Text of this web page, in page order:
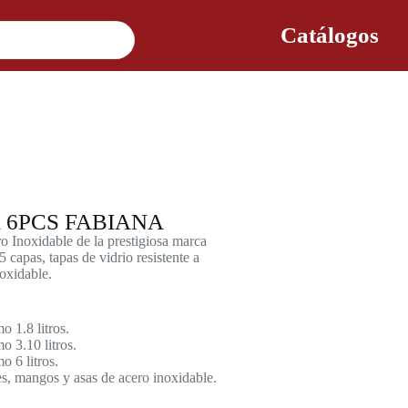
Catálogos
FABIANA
Inoxidable de la prestigiosa marca
tapas de vidrio resistente a
1.8 litros.
3.10 litros.
6 litros.
mangos y asas de acero inoxidable.